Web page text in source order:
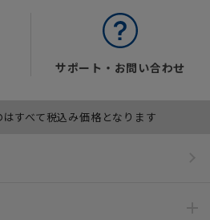
サポート・お問い合わせ
すべて税込み価格となります